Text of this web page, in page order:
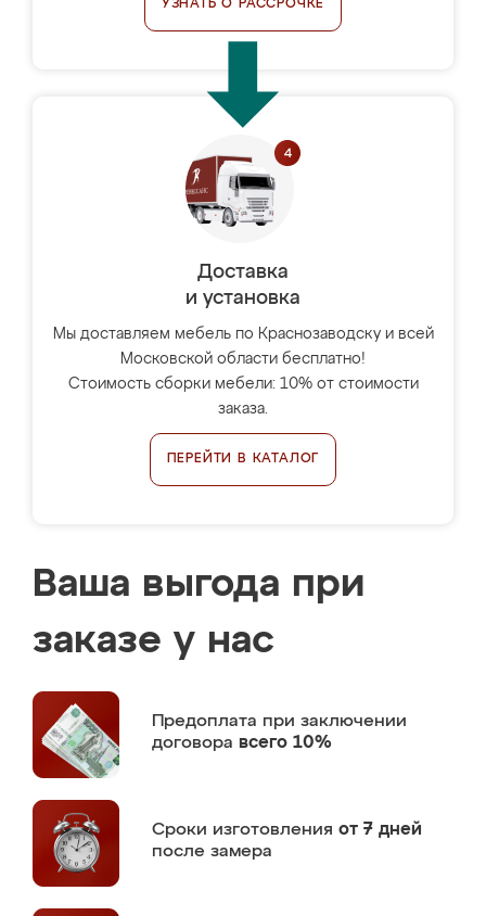
УЗНАТЬ О РАССРОЧКЕ
Доставка
и установка
Мы доставляем мебель по Краснозаводску и всей
Московской области бесплатно!
Стоимость сборки мебели: 10% от стоимости
заказа.
ПЕРЕЙТИ В КАТАЛОГ
Ваша выгода при
заказе у нас
Предоплата при заключении
договора всего 10%
Сроки изготовления от 7 дней
после замера